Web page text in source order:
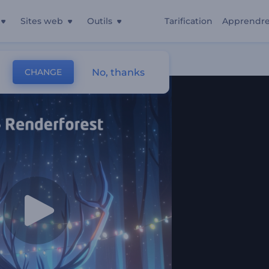
Sites web Outils Tarification
CHANGE No, thanks